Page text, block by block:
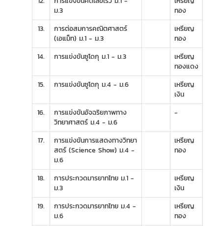
ม.3
ทอง
13.
การต่อสมการคณิตศาสตร์
(เอแม็ท) ม.1 - ม.3
เหรียญ
ทอง
14.
การแข่งขันซูโดกุ ม.1 - ม.3
เหรียญ
ทองแดง
15.
การแข่งขันซูโดกุ ม.4 - ม.6
เหรียญ
เงิน
16.
การแข่งขันอัจฉริยภาพทาง
วิทยาศาสตร์ ม.4 - ม.6
-
17.
การแข่งขันการแสดงทางวิทยา
สตร์ (Science Show) ม.4 -
ม.6
เหรียญ
ทอง
18.
การประกวดมารยาทไทย ม.1 -
ม.3
เหรียญ
เงิน
19.
การประกวดมารยาทไทย ม.4 -
ม.6
เหรียญ
ทอง